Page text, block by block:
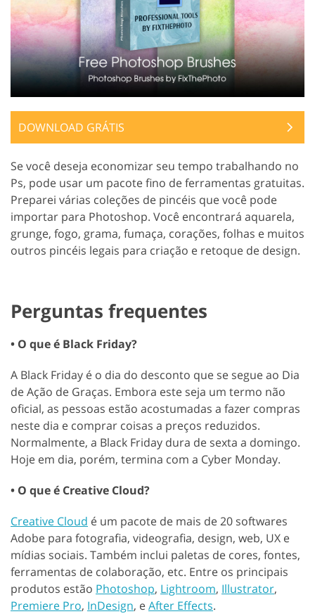
DOWNLOAD GRÁTIS
Se você deseja economizar seu tempo trabalhando no
Ps, pode usar um pacote fino de ferramentas gratuitas.
Preparei várias coleções de pincéis que você pode
importar para Photoshop. Você encontrará aquarela,
grunge, fogo, grama, fumaça, corações, folhas e muitos
outros pincéis legais para criação e retoque de design.
Perguntas frequentes
• O que é Black Friday?
A Black Friday é o dia do desconto que se segue ao Dia
de Ação de Graças. Embora este seja um termo não
oficial, as pessoas estão acostumadas a fazer compras
neste dia e comprar coisas a preços reduzidos.
Normalmente, a Black Friday dura de sexta a domingo.
Hoje em dia, porém, termina com a Cyber Monday.
• O que é Creative Cloud?
Creative Cloud é um pacote de mais de 20 softwares
Adobe para fotografia, videografia, design, web, UX e
mídias sociais. Também inclui paletas de cores, fontes,
ferramentas de colaboração, etc. Entre os principais
produtos estão Photoshop, Lightroom, Illustrator,
Premiere Pro, InDesign, eAfter Effects.